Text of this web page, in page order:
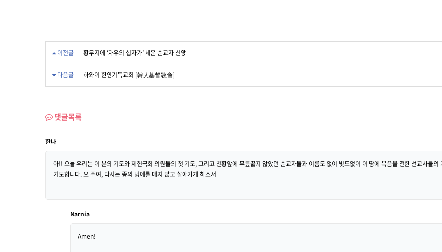
이전글 황무지에 ‘자유의 십자가’ 세운 순교자 신앙
다음글 하와이 한인기독교회 [韓人基督敎會]
댓글목록
한나
아!! 오늘 우리는 이 분의 기도와 제헌국회 의원들의 첫 기도, 그리고 천황앞에 무릎꿇지 않았던 순교자들과 이름도 없이 빛도없이 이 땅에 복음을 전한 선교사들
기도합니다. 오 주여, 다시는 종의 멍에를 매지 않고 살아가게 하소서
Narnia
Amen!